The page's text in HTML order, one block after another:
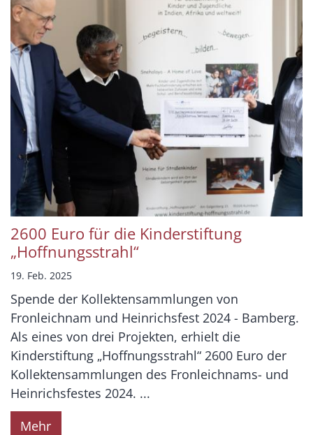
2600 Euro für die Kinderstiftung
„Hoffnungsstrahl“
19. Feb. 2025
Spende der Kollektensammlungen von
Fronleichnam und Heinrichsfest 2024 - Bamberg.
Als eines von drei Projekten, erhielt die
Kinderstiftung „Hoffnungsstrahl“ 2600 Euro der
Kollektensammlungen des Fronleichnams- und
Heinrichsfestes 2024. ...
Mehr